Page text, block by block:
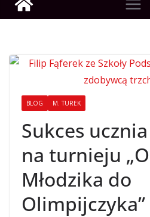
BLOG M. TUREK
Sukces
na turnieju
Młodzika do
Olimpijczyka”